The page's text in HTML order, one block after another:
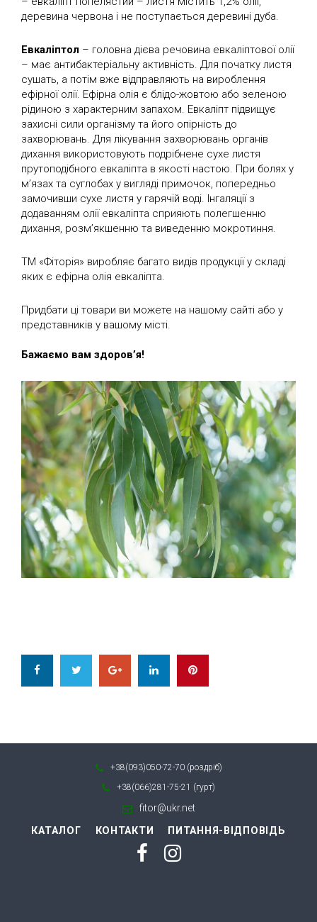
деревина червона і не поступається деревині дуба.
Евкаліптол – головна дієва речовина евкаліптової олії
– має антибактеріальну активність. Для початку листя
сушать, а потім вже відправляють на вироблення
ефірної олії. Ефірна олія є блідо-жовтою або зеленою
рідиною з характерним запахом. Евкаліпт підвищує
захисні сили організму та його опірність до
захворювань. Для лікування захворювань органів
дихання використовують подрібнене сухе листя
прутоподібного евкаліпта в якості настою. При болях у
м’язах та суглобах у вигляді примочок, попередньо
замочивши сухе листя у гарячій воді. Інгаляції з
додаванням олії евкаліпта сприяють полегшенню
дихання, розм’якшенню та виведенню мокротиння.
ТМ «Фіторія» виробляє багато видів продукції у складі
яких є ефірна олія евкаліпта.
Придбати ці товари ви можете на нашому сайті або у
представників у вашому місті.
Бажаємо вам здоров’я!
Facebook Twitter Google+ LinkedIn
+38(093)050-72-70 (роздріб)
+38(066)281-75-21 (гурт)
fitor@ukr.net
КАТАЛОГ КОНТАКТИ ПИТАННЯ-ВІДПОВІДЬ